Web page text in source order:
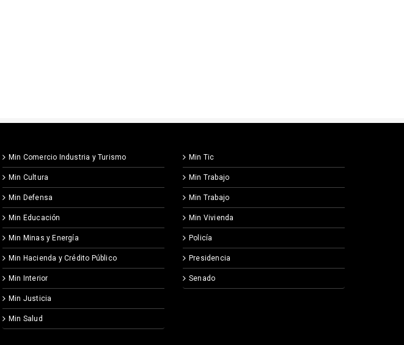
Min Comercio Industria y Turismo
Min Cultura
Min Defensa
Min Educación
Min Minas y Energía
Min Hacienda y Crédito Público
Min Interior
Min Justicia
Min Salud
Min Tic
Min Trabajo
Min Trabajo
Min Vivienda
Policía
Presidencia
Senado